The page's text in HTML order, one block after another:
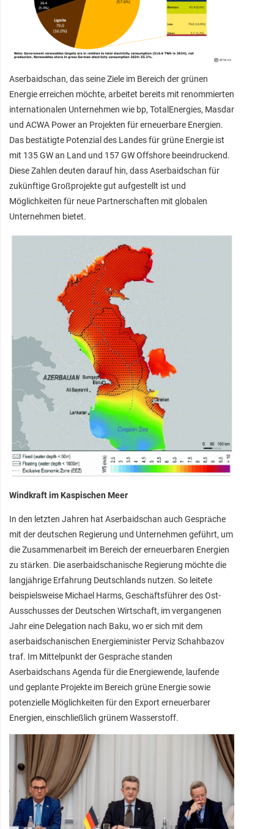
Aserbaidschan, das seine Ziele im Bereich der grünen
Energie erreichen möchte, arbeitet bereits mit renommierten
internationalen Unternehmen wie bp, TotalEnergies, Masdar
und ACWA Power an Projekten für erneuerbare Energien.
Das bestätigte Potenzial des Landes für grüne Energie ist
mit 135 GW an Land und 157 GW Offshore beeindruckend.
Diese Zahlen deuten darauf hin, dass Aserbaidschan für
zukünftige Großprojekte gut aufgestellt ist und
Möglichkeiten für neue Partnerschaften mit globalen
Unternehmen bietet.
Windkraft im Kaspischen Meer
In den letzten Jahren hat Aserbaidschan auch Gespräche
mit der deutschen Regierung und Unternehmen geführt, um
die Zusammenarbeit im Bereich der erneuerbaren Energien
zu stärken. Die aserbaidschanische Regierung möchte die
langjährige Erfahrung Deutschlands nutzen. So leitete
beispielsweise Michael Harms, Geschäftsführer des Ost-
Ausschusses der Deutschen Wirtschaft, im vergangenen
Jahr eine Delegation nach Baku, wo er sich mit dem
aserbaidschanischen Energieminister Perviz Schahbazov
traf. Im Mittelpunkt der Gespräche standen
Aserbaidschans Agenda für die Energiewende, laufende
und geplante Projekte im Bereich grüne Energie sowie
potenzielle Möglichkeiten für den Export erneuerbarer
Energien, einschließlich grünem Wasserstoff.